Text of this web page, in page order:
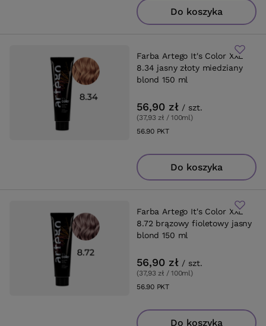
Do koszyka
Farba Artego It's Color XXL
8.34 jasny złoty miedziany
blond 150 ml
56,90 zł / szt.
(37,93 zł / 100ml)
56.90PKTpunktów
Do koszyka
Farba Artego It's Color XXL
8.72 brązowy fioletowy jasny
blond 150 ml
56,90 zł / szt.
(37,93 zł / 100ml)
56.90PKTpunktów
Do koszyka